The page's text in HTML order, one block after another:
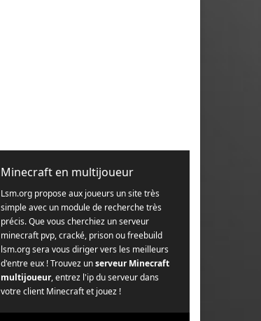
Minecraft en multijoueur
Lsm.org propose aux joueurs un site très
simple avec un module de recherche très
précis. Que vous cherchiez un serveur
minecraft pvp, cracké, prison ou freebuild
lsm.org sera vous diriger vers les meilleurs
d'entre eux ! Trouvez unserveur Minecraft
multijoueur, entrez l'ip du serveur dans
votre client Minecraft et jouez !